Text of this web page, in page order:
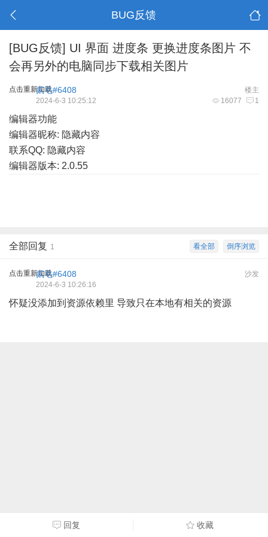
BUG反馈
[BUG反馈] UI 界面 进度条 更换进度条图片 不
会再另外的电脑同步下载相关图片
点击重新加载 楼主
贰毛#6408
16077 1
2024-6-3 10:25:12
编辑器功能
编辑器昵称: 隐藏内容
联系QQ: 隐藏内容
编辑器版本: 2.0.55
倒序浏览
看全部
全部回复 1
点击重新加载 沙发
贰毛#6408
2024-6-3 10:26:16
怀疑没添加到资源依赖里 导致只在本地有相关的资源
回复 收藏